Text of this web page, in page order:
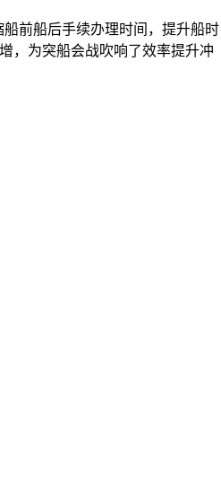
前船后手续办理时间，提升船时
，为突船会战吹响了效率提升冲